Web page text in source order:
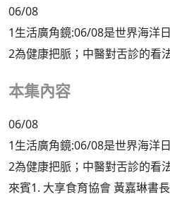
06/08
1生活廣角鏡:06/08是世界海洋
2為健康把脈；中醫對舌診的看
本集內容
06/08
1生活廣角鏡:06/08是世界海洋
2為健康把脈；中醫對舌診的看
來賓1. 大享食育協會 黃嘉琳書